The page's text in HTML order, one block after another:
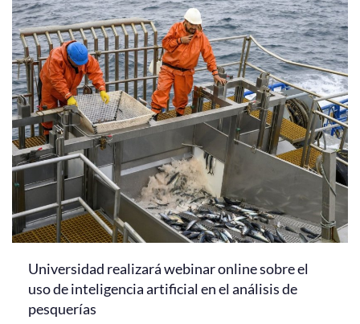
Universidad realizará webinar online sobre el
uso de inteligencia artificial en el análisis de
pesquerías